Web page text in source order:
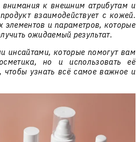
внимания к внешним атрибутам и
взаимодействует с кожей.
элементов и параметров, которые
ожидаемый результат.
инсайтами, которые помогут вам
но и использовать её
узнать всё самое важное и